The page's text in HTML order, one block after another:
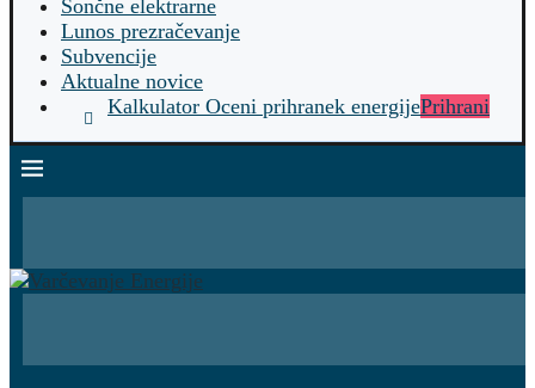
Sončne elektrarne
Lunos prezračevanje
Subvencije
Aktualne novice
Kalkulator Oceni prihranek energijePrihrani